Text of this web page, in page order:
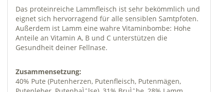
Das proteinreiche Lammfleisch ist sehr bekömmlich und
eignet sich hervorragend für alle sensiblen Samtpfoten.
Außerdem ist Lamm eine wahre Vitaminbombe: Hohe
Anteile an Vitamin A, B und C unterstützen die
Gesundheit deiner Fellnase.
Zusammensetzung:
40% Pute (Putenherzen, Putenfleisch, Putenmägen,